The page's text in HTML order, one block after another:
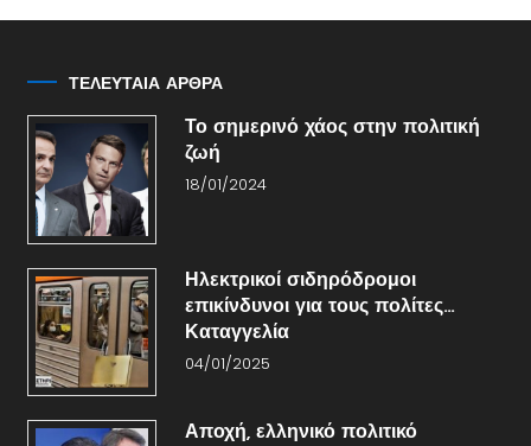
ΤΕΛΕΥΤΑΙΑ ΑΡΘΡΑ
Το σημερινό χάος στην πολιτική
ζωή
18/01/2024
Ηλεκτρικοί σιδηρόδρομοι
επικίνδυνοι για τους πολίτες…
Καταγγελία
04/01/2025
Αποχή, ελληνικό πολιτικό